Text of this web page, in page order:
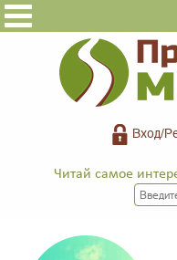
Вход/
Читай самое